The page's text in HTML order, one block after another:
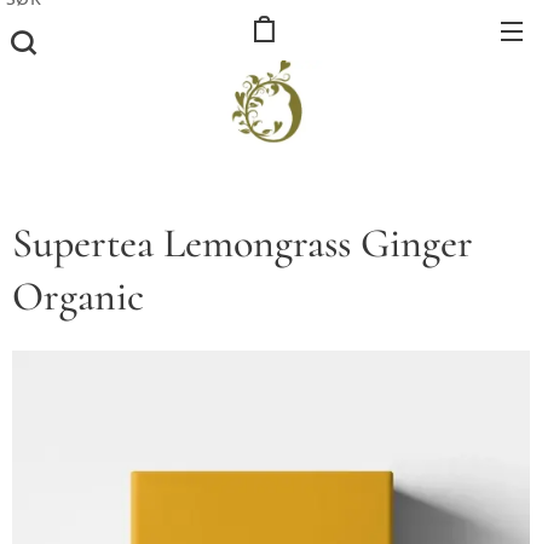
Supertea Lemongrass Ginger
Organic